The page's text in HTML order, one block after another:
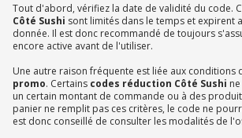
Tout d'abord, vérifiez la date de validité du code.
Côté Sushi sont limités dans le temps et expirent
donnée. Il est donc recommandé de toujours
encore active avant de l'utiliser.
Une autre raison fréquente est liée aux conditions
promo. Certains codes réduction Côté Sushi
un certain montant de commande ou à des
panier ne remplit pas ces critères, le code ne
est donc conseillé de consulter les modalités de